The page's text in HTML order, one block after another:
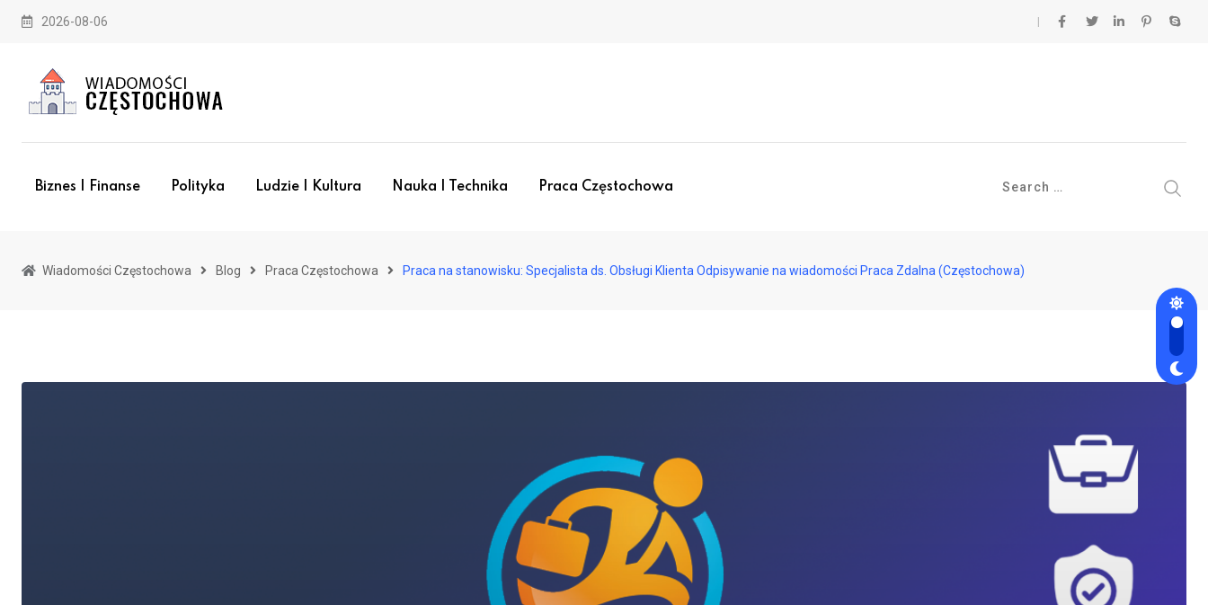
Skip
2026-08-06
Biznes I Finanse Polityka Ludzie I Kultura Nauka I Technika Praca Częstochowa
Wiadomości Częstochowa Blog Praca Częstochowa Praca na stanowisku: Specjalista ds. Obsługi Klienta Odpisywanie na wiadomości Praca Zdalna (Częstochowa)